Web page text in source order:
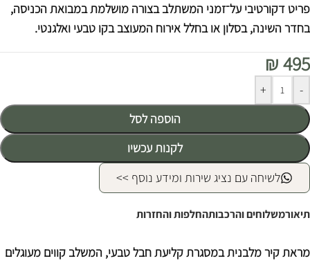
פריט דקורטיבי על־זמני המשתלב בצורה מושלמת במבואת הכניסה,
בחדר השינה, בסלון או בחלל אירוח המעוצב בקו טבעי ואלגנטי.
₪495
-
+
הוספה לסל
לקנות עכשיו
Alternative:
לשיחה עם נציג שירות ומידע נוסף >>
תיאורמשלוחים והרכבותהחלפות והחזרות
מראת קיר מלבנית במסגרת קליעת חבל טבעי, המשלב קווים מעוגלים